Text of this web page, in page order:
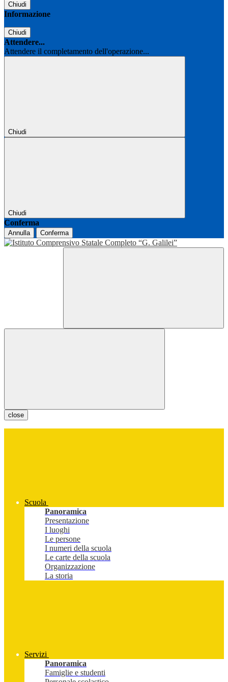
Chiudi
Informazione
Chiudi
Attendere...
Attendere il completamento dell'operazione...
Chiudi
Chiudi
Conferma
Annulla Conferma
close
Scuola
Panoramica
Presentazione
I luoghi
Le persone
I numeri della scuola
Le carte della scuola
Organizzazione
La storia
Servizi
Panoramica
Famiglie e studenti